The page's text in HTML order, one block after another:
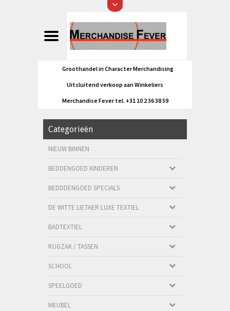
Groothandel in Character Merchandising
Uitsluitend verkoop aan Winkeliers
Merchandise Fever tel. +31 10 2 36 38 59
Categorieën
NIEUW BINNEN
BEDDENGOED KINDEREN
BEDDDENGOED SPECIALS
DE WITTE LIETAER LUXE TEXTIEL
BADTEXTIEL
RUGZAK / TASSEN
SCHOOL
SPEELGOED
MEUBEL